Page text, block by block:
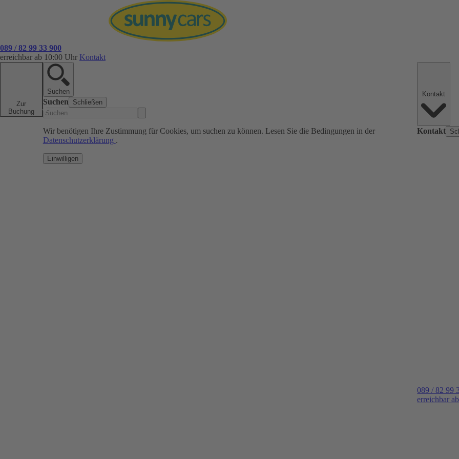
089 / 82 99 33 900
erreichbar ab 10:00 Uhr Kontakt
Zur
Buchung
Suchen
Suchen Schließen
Wir benötigen Ihre Zustimmung für Cookies, um suchen zu können. Lesen Sie die Bedingungen in der
Datenschutzerklärung .
Einwilligen
Kontakt
089 / 82 99
erreichbar